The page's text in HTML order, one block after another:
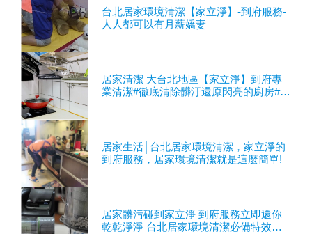
台北居家環境清潔【家立淨】-到府服務-
人人都可以有月薪嬌妻
居家清潔 大台北地區【家立淨】到府專
業清潔#徹底清除髒汙還原閃亮的廚房#台
居家生活│台北居家環境清潔，家立淨的
到府服務，居家環境清潔就是這麼簡單!
居家髒污碰到家立淨 到府服務立即還你
乾乾淨淨 台北居家環境清潔必備特效良